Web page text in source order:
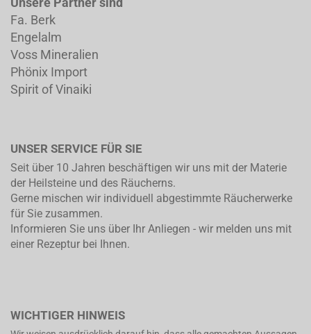
Fa. Berk
Engelalm
Voss Mineralien
Phönix Import
Spirit of Vinaiki
UNSER SERVICE FÜR SIE
Seit über 10 Jahren beschäftigen wir uns mit der Materie
der Heilsteine und des Räucherns.
Gerne mischen wir individuell abgestimmte Räucherwerke
für Sie zusammen.
Informieren Sie uns über Ihr Anliegen - wir melden uns mit
einer Rezeptur bei Ihnen.
WICHTIGER HINWEIS